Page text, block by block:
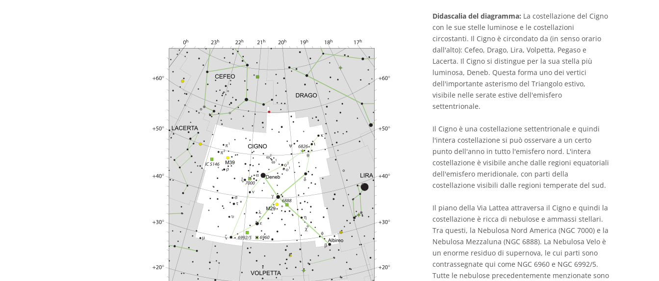
Didascalia del diagramma: La costellazione del Cigno
con le sue stelle luminose e le costellazioni
circostanti. Il Cigno è circondato da (in senso orario
dall'alto): Cefeo, Drago, Lira, Volpetta, Pegaso e
Lacerta. Il Cigno si distingue per la sua stella più
luminosa, Deneb. Questa forma uno dei vertici
dell'importante asterismo del Triangolo estivo,
visibile nelle serate estive dell'emisfero
settentrionale.
Il Cigno è una costellazione settentrionale e quindi
l'intera costellazione si può osservare a un certo
punto dell'anno in tutto l'emisfero nord. L'intera
costellazione è visibile anche dalle regioni equatoriali
dell'emisfero meridionale, con parti della
costellazione visibili dalle regioni temperate del sud.
Il piano della Via Lattea attraversa il Cigno e quindi la
costellazione è ricca di nebulose e ammassi stellari.
Tra questi, la Nebulosa Nord America (NGC 7000) e la
Nebulosa Mezzaluna (NGC 6888). La Nebulosa Velo è
un enorme residuo di supernova, le cui parti sono
contrassegnate qui come NGC 6960 e NGC 6992/5.
Tutte le nebulose precedentemente menzionate sono